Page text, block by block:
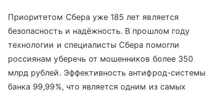
Приоритетом Сбера уже 185 лет является
безопасность и надёжность. В прошлом году
технологии и специалисты Сбера помогли
россиянам уберечь от мошенников более 350
млрд рублей. Эффективность антифрод-системы
банка 99,99%, что является одним из самых